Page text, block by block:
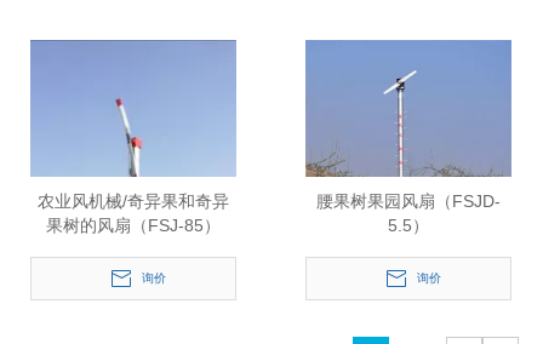
农业风机械/奇异果和奇异
果树的风扇（FSJ-85）
询价
腰果树果园风扇（FSJD-
5.5）
询价